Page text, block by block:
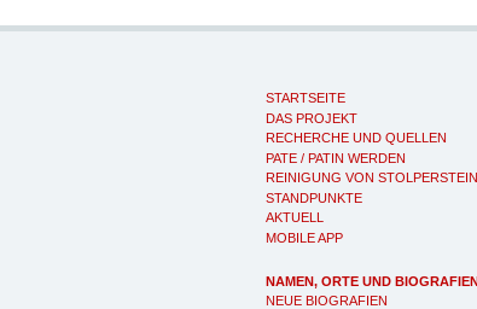
STARTSEITE
DAS PROJEKT
RECHERCHE UND QUELLEN
PATE / PATIN WERDEN
REINIGUNG VON
STANDPUNKTE
AKTUELL
MOBILE APP
NAMEN, ORTE UND
NEUE BIOGRAFIEN